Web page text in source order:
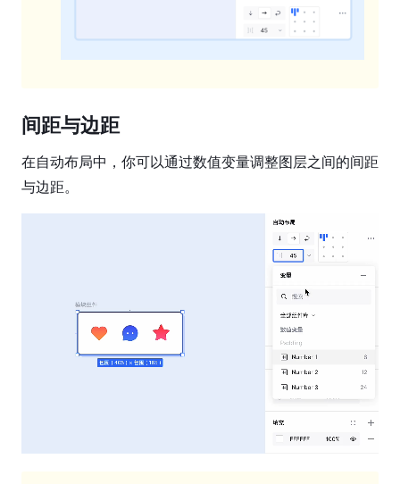
间距与边距
在自动布局中，你可以通过数值变量调整图层之间的间距
与边距。